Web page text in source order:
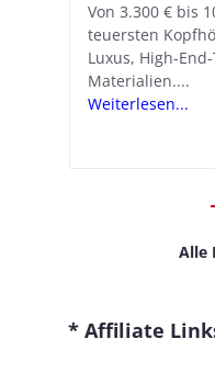
Von 3.300 € bis
teuersten
Luxus, High-
Materialien....
Weiterlesen...
Mit iOS 18.1 und
verwandelt
in
Schritten...
Weiterlesen...
Alle
* Affiliate